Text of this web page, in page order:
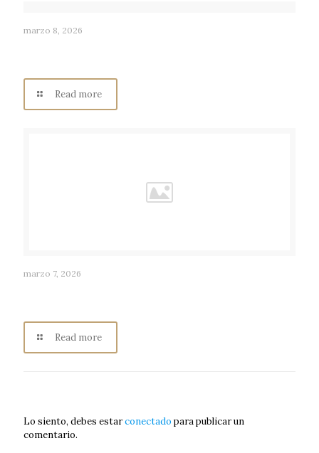
marzo 8, 2026
Read more
marzo 7, 2026
Read more
Lo siento, debes estarconectado para publicar un
comentario.